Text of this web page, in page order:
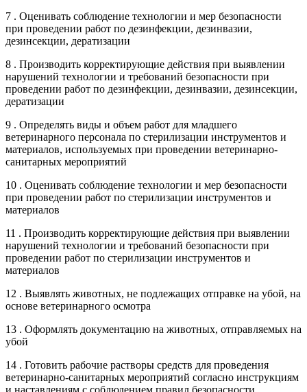
7 . Оценивать соблюдение технологии и мер безопасности
при проведении работ по дезинфекции, дезинвазии,
дезинсекции, дератизации
8 . Производить корректирующие действия при выявлении
нарушений технологии и требований безопасности при
проведении работ по дезинфекции, дезинвазии, дезинсекции,
дератизации
9 . Определять виды и объем работ для младшего
ветеринарного персонала по стерилизации инструментов и
материалов, используемых при проведении ветеринарно-
санитарных мероприятий
10 . Оценивать соблюдение технологии и мер безопасности
при проведении работ по стерилизации инструментов и
материалов
11 . Производить корректирующие действия при выявлении
нарушений технологии и требований безопасности при
проведении работ по стерилизации инструментов и
материалов
12 . Выявлять животных, не подлежащих отправке на убой, на
основе ветеринарного осмотра
13 . Оформлять документацию на животных, отправляемых на
убой
14 . Готовить рабочие растворы средств для проведения
ветеринарно-санитарных мероприятий согласно инструкциям
и наставлениям с соблюдением правил безопасности